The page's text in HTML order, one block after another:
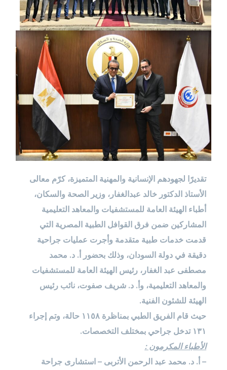
تقديرًا لجهودهم الإنسانية والمهنية المتميزة، كرّم معالى
الأستاذ الدكتور خالد عبدالغفار، وزير الصحة والسكان،
أطباء الهيئة العامة للمستشفيات والمعاهد التعليمية
المشاركين ضمن فرق القوافل الطبية المصرية التي
قدمت خدمات طبية متقدمة وأجرت عمليات جراحية
دقيقة في دولة السودان، وذلك بحضور أ. د. محمد
مصطفى عبد الغفار، رئيس الهيئة العامة للمستشفيات
والمعاهد التعليمية، وأ. د. شريف صفوت، نائب رئيس
الهيئة للشئون الفنية.
حيث قام الفريق الطبي بمناظرة ١١٥٨ حالة، وتم إجراء
١٣١ تدخل جراحي بمختلف التخصصات.
الأطباء المكرمون :
– أ. د. محمد عبد الرحمن الأتربى – استشارى جراحة